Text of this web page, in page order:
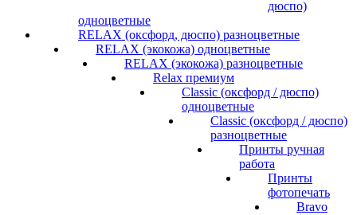
дюспо)
одноцветные
RELAX (оксфорд, дюспо) разноцветные
RELAX (экокожа) одноцветные
RELAX (экокожа) разноцветные
Relax премиум
Classic (оксфорд / дюспо)
одноцветные
Classic (оксфорд / дюспо)
разноцветные
Принты ручная
работа
Принты
фотопечать
Bravo